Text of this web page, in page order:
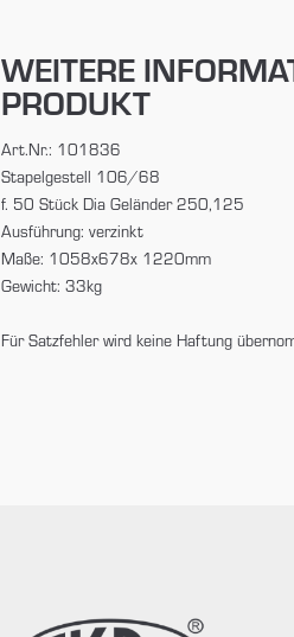
WEITERE
PRODUKT
Art.Nr.: 101836
Stapelgestell 106/68
f. 50 Stück Dia Geländer 250,125
Ausführung: verzinkt
Maße: 1058x678x 1220mm
Gewicht: 33kg
Für Satzfehler wird keine Haftung